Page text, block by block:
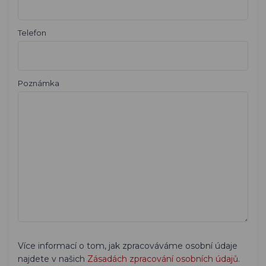
Telefon
Poznámka
Více informací o tom, jak zpracováváme osobní údaje
najdete v našich Zásadách zpracování osobních údajů.